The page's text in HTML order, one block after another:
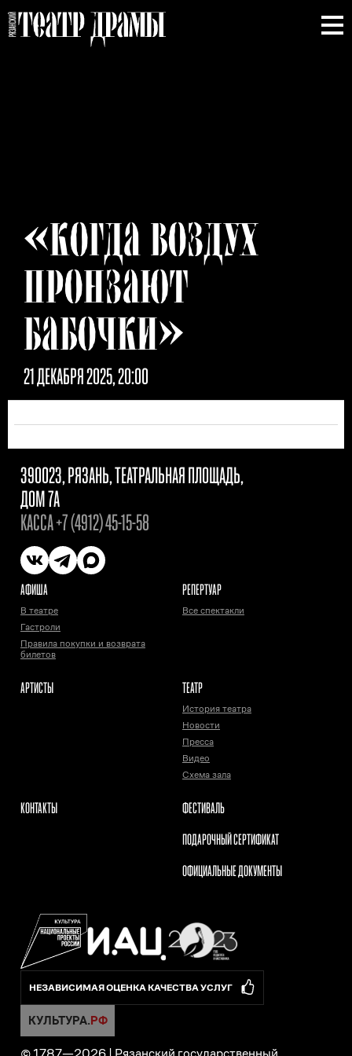
«КОГДА ВОЗДУХ
ПРОНЗАЮТ
БАБОЧКИ»
21 ДЕКАБРЯ 2025, 20:00
390023, РЯЗАНЬ, ТЕАТРАЛЬНАЯ ПЛОЩАДЬ,
ДОМ 7А
КАССА+7 (4912) 45-15-58
АФИША
В театре
Гастроли
Правила покупки и возврата
билетов
РЕПЕРТУАР
Все спектакли
АРТИСТЫ ТЕАТР
История театра
Новости
Пресса
Видео
Схема зала
КОНТАКТЫ
ФЕСТИВАЛЬ
ПОДАРОЧНЫЙ СЕРТИФИКАТ
ОФИЦИАЛЬНЫЕ ДОКУМЕНТЫ
НЕЗАВИСИМАЯ ОЦЕНКА КАЧЕСТВА УСЛУГ
© 1787—2026 Рязанский государственный